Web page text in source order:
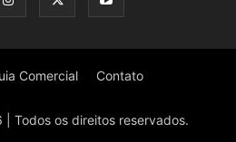
Comercial Contato
| Todos os direitos reservados.